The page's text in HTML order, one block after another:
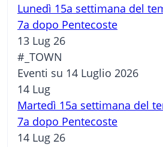
Lunedì 15a settimana del
7a dopo Pentecoste
13 Lug 26
#_TOWN
Eventi su 14 Luglio 2026
14 Lug
Martedì 15a settimana del
7a dopo Pentecoste
14 Lug 26